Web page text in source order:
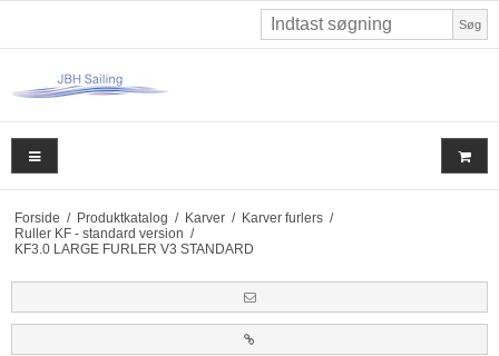
Søg
Forside / Produktkatalog / Karver / Karver furlers /
Ruller KF - standard version /
KF3.0 LARGE FURLER V3 STANDARD